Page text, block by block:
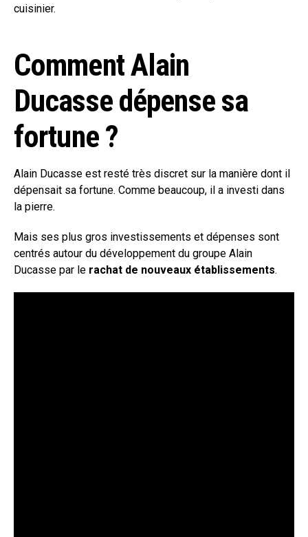
cuisinier.
Comment Alain
Ducasse dépense sa
fortune ?
Alain Ducasse est resté très discret sur la manière dont il
dépensait sa fortune. Comme beaucoup, il a investi dans
la pierre.
Mais ses plus gros investissements et dépenses sont
centrés autour du développement du groupe Alain
Ducasse par le rachat de nouveaux établissements.